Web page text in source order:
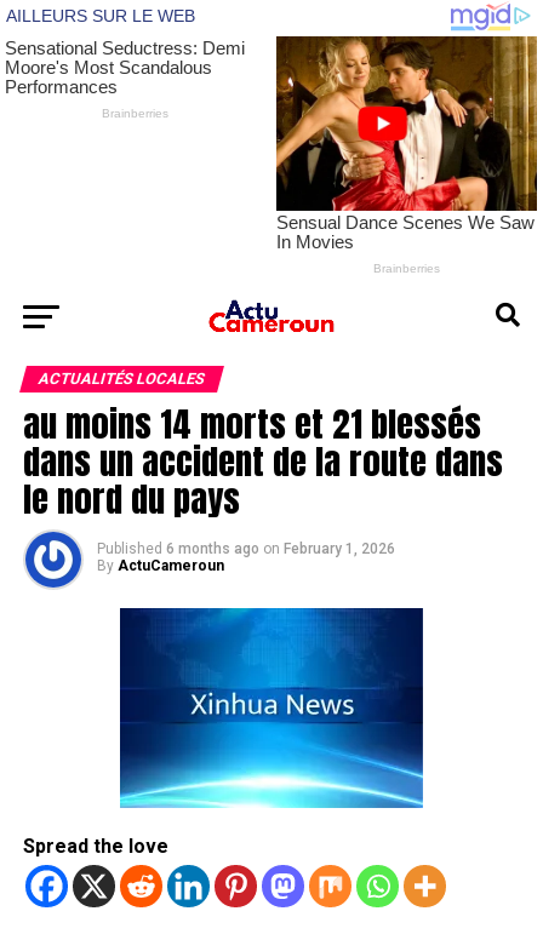
ACTUALITÉS LOCALES
au moins 14 morts et 21 blessés
dans un accident de la route dans
le nord du pays
Published 6 months ago on February 1, 2026
By ActuCameroun
Spread the love